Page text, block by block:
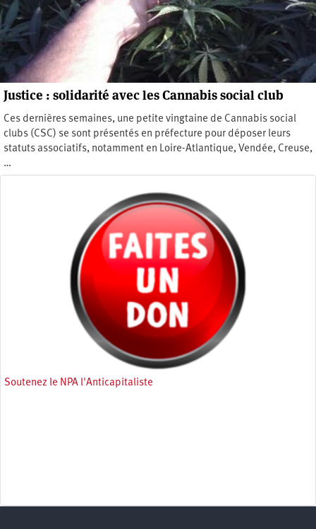
Justice : solidarité avec les Cannabis social club
Ces dernières semaines, une petite vingtaine de Cannabis social
clubs (CSC) se sont présentés en préfecture pour déposer leurs
statuts associatifs, notamment en Loire-Atlantique, Vendée, Creuse,
…
Soutenez le NPA l'Anticapitaliste